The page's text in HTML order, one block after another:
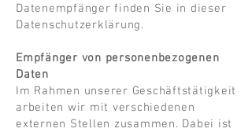
Datenempfänger finden Sie in dieser
Datenschutzerklärung.
Empfänger von personenbezogenen
Daten
Im Rahmen unserer Geschäftstätigkeit
arbeiten wir mit verschiedenen
externen Stellen zusammen. Dabei ist